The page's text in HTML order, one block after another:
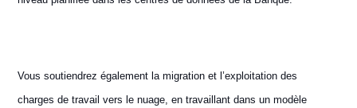
Vous soutiendrez également la migration et l’exploitation des
charges de travail vers le nuage, en travaillant dans un modèle